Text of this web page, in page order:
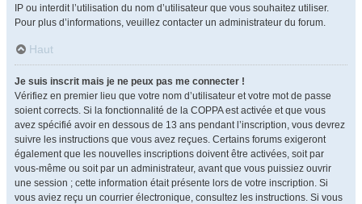
IP ou interdit l’utilisation du nom d’utilisateur que vous souhaitez utiliser.
Pour plus d’informations, veuillez contacter un administrateur du forum.
Haut
Je suis inscrit mais je ne peux pas me connecter !
Vérifiez en premier lieu que votre nom d’utilisateur et votre mot de passe
soient corrects. Si la fonctionnalité de la COPPA est activée et que vous
avez spécifié avoir en dessous de 13 ans pendant l’inscription, vous devrez
suivre les instructions que vous avez reçues. Certains forums exigeront
également que les nouvelles inscriptions doivent être activées, soit par
vous-même ou soit par un administrateur, avant que vous puissiez ouvrir
une session ; cette information était présente lors de votre inscription. Si
vous aviez reçu un courrier électronique, consultez les instructions. Si vous